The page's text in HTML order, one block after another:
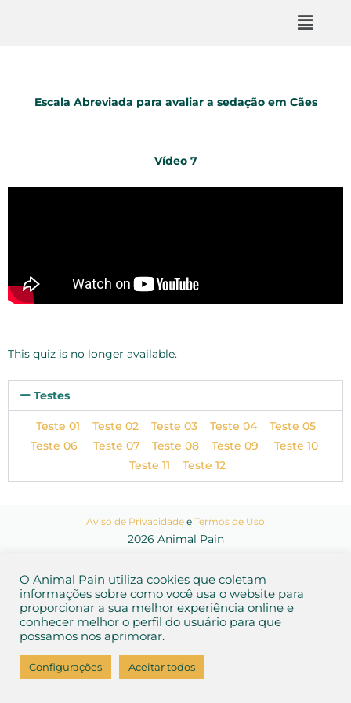
Escala Abreviada para avaliar a sedação em Cães
Vídeo 7
This quiz is no longer available.
Testes
Teste 01 Teste 02 Teste 03 Teste 04
Teste 05
Teste 06 Teste 07 Teste 08 Teste 09 Teste 10
Teste 11
Teste 12
Aviso de Privacidade e Termos de Uso
2026 Animal Pain
O Animal Pain utiliza cookies que coletam
informações sobre como você usa o website para
proporcionar a sua melhor experiência online e
conhecer melhor o perfil do usuário para que
possamos nos aprimorar.
Configurações Aceitar todos